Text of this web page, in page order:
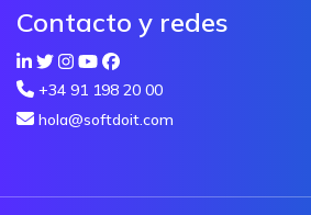
Contacto y redes
+34 91 198 20 00
hola@softdoit.com